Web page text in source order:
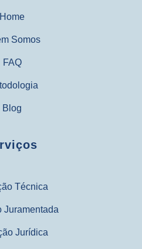
Home
Somos
FAQ
Blog
Técnica
Juramentada
Jurídica